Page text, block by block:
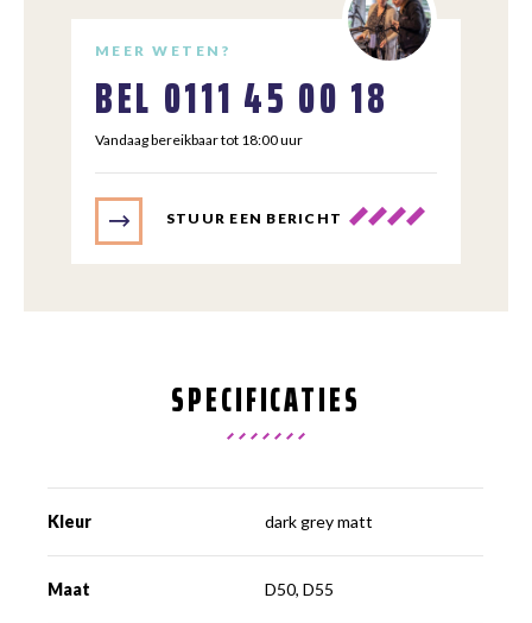
MEER WETEN?
BEL 0111 45 00 18
Vandaag bereikbaar tot 18:00 uur
STUUR EEN BERICHT
SPECIFICATIES
Kleur dark grey matt
Maat D50, D55